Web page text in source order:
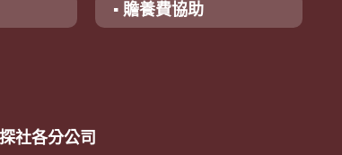
▪ 贍養費協助
社各分公司